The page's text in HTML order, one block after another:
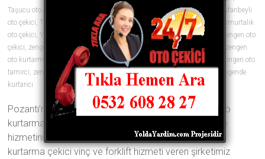
Taşucu oto çekici
Taşucu oto kurtarma,tekir çekici tufanbeyli çekici
Tufanbeyli
oto çekici,Tufanbeyli oto kurtarma, ulukışla çekici,yumurtalık çekici
Yumurtalık
oto çekici,Yumurtalık oto kurtarma ,zengen araç çekici,zengen çekici
zengen oto
çekici, zengen oto çekiciler, zengen oto kurtarıcı zengen oto kurtarıcılar
zengen
oto kurtarma
zengen oto lastik ,zengen oto lastikçi , zengen oto tamir
zengen oto
tamirci, zengen oto yol yardımı, zengen yol yardım zengende çekici
zengende
kurtarıcı
0 yorum
Pozantı’nın en iyi oto çekici şirketi olan Türkmenler oto
kurtarma ve vinç yedi gün 24 saat her an yanınızda ve
hizmetinizde Geçmişten aldığı 20 yıllık tecrübe ile oto
kurtarma çekici vinç ve forklift hizmeti veren şirketimiz